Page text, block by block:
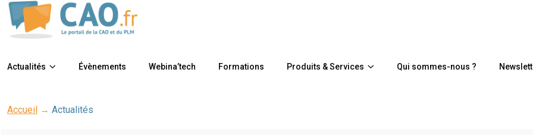
Actualités Évènements Webina’tech Formations Produits & Services Qui sommes-nous ?
Accueil → Actualités